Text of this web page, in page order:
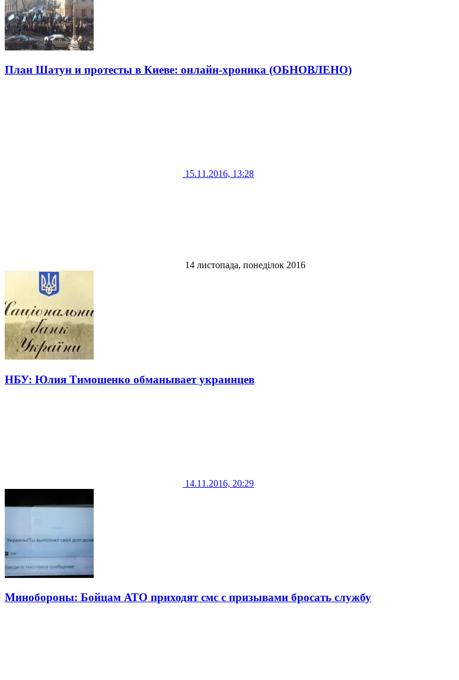
План Шатун и протесты в Киеве: онлайн-хроника (ОБНОВЛЕНО)
15.11.2016, 13:28
14 листопада, понеділок 2016
НБУ: Юлия Тимошенко обманывает украинцев
14.11.2016, 20:29
Минобороны: Бойцам АТО приходят смс с призывами бросать службу